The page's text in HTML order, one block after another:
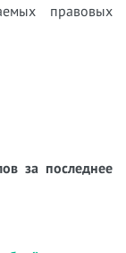
правовых
за последнее